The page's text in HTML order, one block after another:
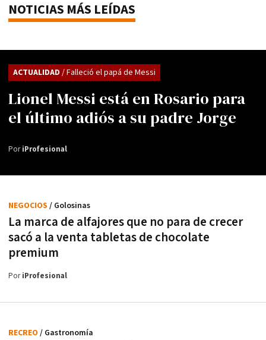
NOTICIAS MÁS LEÍDAS
Lionel Messi está en Rosario para
el último adiós a su padre Jorge
ACTUALIDAD / Falleció el papá de Messi
PoriProfesional
La marca de alfajores que no para de crecer
sacó a la venta tabletas de chocolate
premium
NEGOCIOS / Golosinas
PoriProfesional
RECREO / Gastronomía